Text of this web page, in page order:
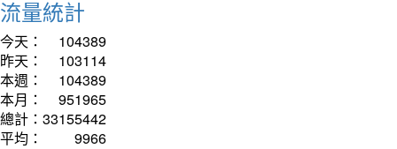
流量統計
今天：
104389
昨天：
103114
本週：
104389
本月：
951965
總計： 33155442
平均：
9966